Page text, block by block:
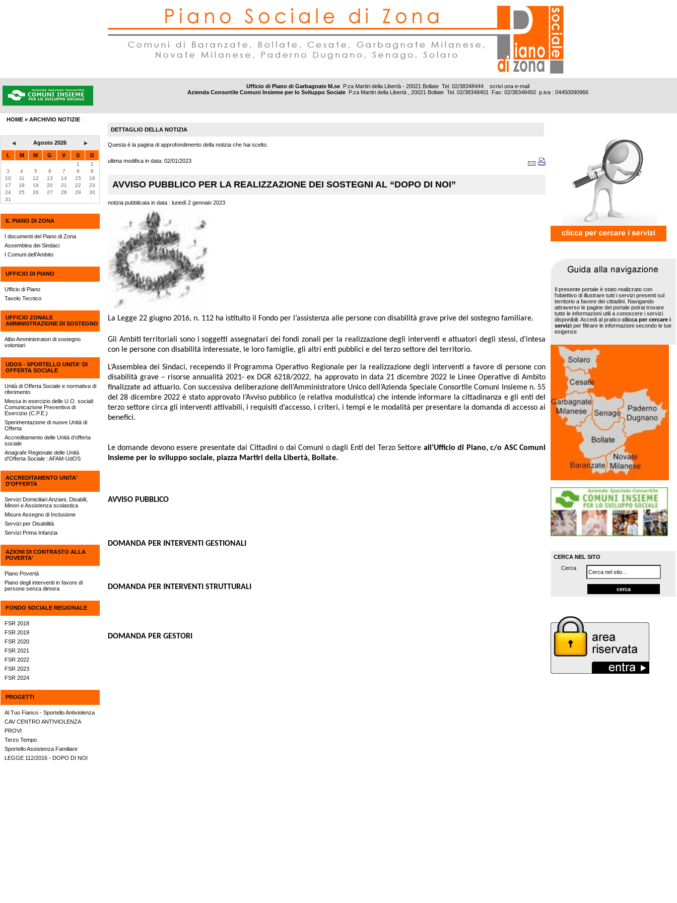
DISTRETTI|AMBITI SOCIALI|
Ufficio di Piano di Garbagnate M.se P.za Martiri della Libertà - 20021 Bollate Tel. 02/38348444 scrivi una e-mail
Azienda Consortile Comuni Insieme per lo Sviluppo Sociale P.za Martiri della Libertà , 20021 Bollate Tel. 02/38348401 Fax: 02/38348450 p.iva : 04450090966
HOME »ARCHIVIO NOTIZIE
Agosto 2026
L M M G V S D
1
2
3
4 5 6 7 8
9
10
11 12 13 14 15
16
17
18 19 20 21 22
23
24
25 26 27 28 29
30
31
IL PIANO DI ZONA
I documenti del Piano di Zona
Assemblea dei Sindaci
I Comuni dell'Ambito
UFFICIO DI PIANO
Ufficio di Piano
Tavolo Tecnico
UFFICIO ZONALE
AMMINISTRAZIONE DI SOSTEGNO
Albo Amministratori di sostegno
volontari
UDOS - SPORTELLO UNITA' DI
OFFERTA SOCIALE
Unità di Offerta Sociale e normativa di
riferimento
Messa in esercizio delle U.O. sociali:
Comunicazione Preventiva di
Esercizio (C.P.E.)
Sperimentazione di nuove Unità di
Offerta
Accreditamento delle Unità d’offerta
sociale
Anagrafe Regionale delle Unità
d’Offerta Sociale : AFAM-UdOS
ACCREDITAMENTO UNITA'
D'OFFERTA
Servizi Domiciliari Anziani, Disabili,
Minori e Assistenza scolastica
Misure Assegno di Inclusione
Servizi per Disabilità
Servizi Prima Infanzia
AZIONI DI CONTRASTO ALLA
POVERTA'
Piano Povertà
Piano degli interventi in favore di
persone senza dimora
FONDO SOCIALE REGIONALE
FSR 2018
FSR 2019
FSR 2020
FSR 2021
FSR 2022
FSR 2023
FSR 2024
PROGETTI
Al Tuo Fianco - Sportello Antiviolenza
CAV CENTRO ANTIVIOLENZA
PROVI
Terzo Tempo
Sportello Assistenza Familiare
LEGGE 112/2016 - DOPO DI NOI
DETTAGLIO DELLA NOTIZIA
Questa è la pagina di approfondimento della notizia che hai scelto.
ultima modifica in data: 02/01/2023
AVVISO PUBBLICO PER LA REALIZZAZIONE DEI SOSTEGNI AL “DOPO DI NOI”
notizia pubblicata in data : lunedì 2 gennaio 2023
La Legge 22 giugno 2016, n. 112 ha istituito il Fondo per l’assistenza alle persone con disabilità grave prive del sostegno familiare.
Gli Ambiti territoriali sono i soggetti assegnatari dei fondi zonali per la realizzazione degli interventi e attuatori degli stessi, d’intesa
con le persone con disabilità interessate, le loro famiglie, gli altri enti pubblici e del terzo settore del territorio.
L’Assemblea dei Sindaci, recependo il Programma Operativo Regionale per la realizzazione degli interventi a favore di persone con
disabilità grave – risorse annualità 2021- ex DGR 6218/2022, ha approvato in data 21 dicembre 2022 le Linee Operative di Ambito
finalizzate ad attuarlo. Con successiva deliberazione dell’Amministratore Unico dell’Azienda Speciale Consortile Comuni Insieme n. 55
del 28 dicembre 2022 è stato approvato l’Avviso pubblico (e relativa modulistica) che intende informare la cittadinanza e gli enti del
terzo settore circa gli interventi attivabili, i requisiti d’accesso, i criteri, i tempi e le modalità per presentare la domanda di accesso ai
benefici.
Le domande devono essere presentate dai Cittadini o dai Comuni o dagli Enti del Terzo Settore all’Ufficio di Piano, c/o ASC Comuni
Insieme per lo sviluppo sociale, piazza Martiri della Libertà, Bollate.
AVVISO PUBBLICO
DOMANDA PER INTERVENTI GESTIONALI
DOMANDA PER INTERVENTI STRUTTURALI
DOMANDA PER GESTORI
Il presente portale è stato realizzato con
l'obiettivo di illustrare tutti i servizi presenti sul
territorio a favore dei cittadini. Navigando
attraverso le pagine del portale potrai trovare
tutte le informazioni utili a conoscere i servizi
disponibili. Accedi al pratico clicca per cercare i
servizi per filtrare le informazioni secondo le tue
esigenze
CERCA NEL SITO
Cerca